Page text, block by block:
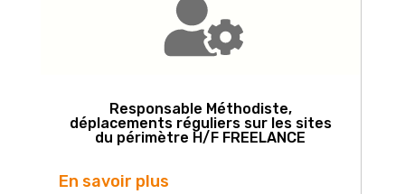
Responsable Méthodiste,
déplacements réguliers sur les sites
du périmètre H/F FREELANCE
En savoir plus